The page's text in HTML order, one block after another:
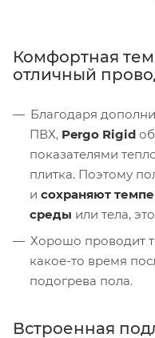
Комфортная
отличный
Благодаря
ПВХ, Pergo Rigid
показателями
плитка. Поэтому
и сохраняют
среды или тела,
Хорошо проводит
какое-то время
подогрева пола.
Встроенная